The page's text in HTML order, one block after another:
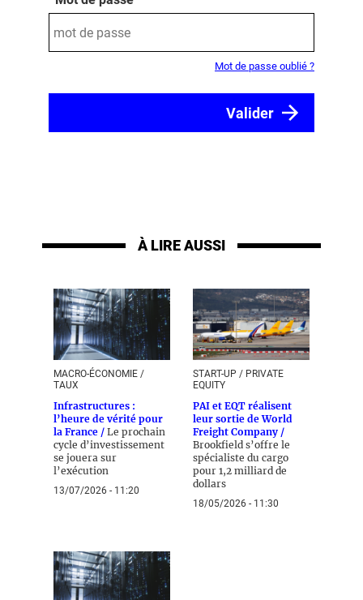
Mot de passe oublié ?
À LIRE AUSSI
MACRO-ÉCONOMIE /
TAUX
Infrastructures :
l’heure de vérité pour
la France / Le prochain
cycle d’investissement
se jouera sur
l’exécution
13/07/2026 - 11:20
START-UP / PRIVATE
EQUITY
PAI et EQT réalisent
leur sortie de World
Freight Company /
Brookfield s’offre le
spécialiste du cargo
pour 1,2 milliard de
dollars
18/05/2026 - 11:30